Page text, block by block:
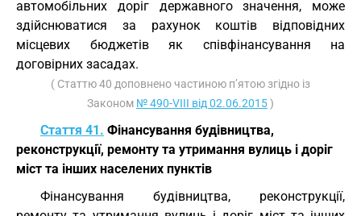
автомобільних доріг державного значення, може
здійснюватися за рахунок коштів відповідних
місцевих бюджетів як співфінансування на
договірних засадах.
( Статтю 40 доповнено частиною п’ятою згідно із
Законом № 490-VIII від 02.06.2015)
Стаття 41. Фінансування будівництва,
реконструкції, ремонту та утримання вулиць і доріг
міст та інших населених пунктів
Фінансування будівництва, реконструкції,